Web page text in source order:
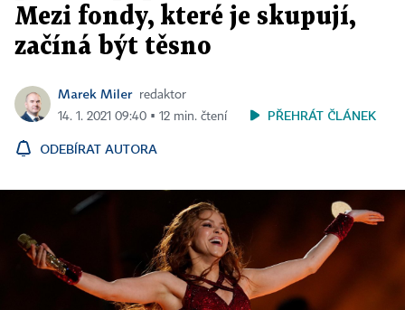
Mezi fondy, které je skupují,
začíná být těsno
Marek Miler
redaktor
14. 1. 2021 09:40 ▪ 12 min. čtení
PŘEHRÁT ČLÁNEK
ODEBÍRAT AUTORA